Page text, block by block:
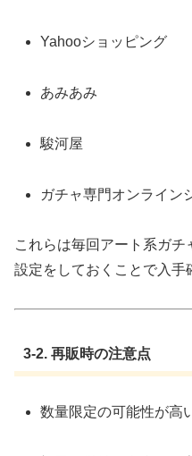
Yahooショッピング
あみあみ
駿河屋
ガチャ専門オンライン
これらは毎回アート系ガ
設定をしておくことで入手
3-2. 再販時の注意点
数量限定の可能性が高